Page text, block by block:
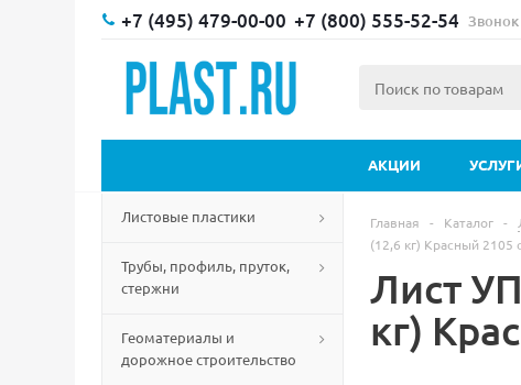
+7 (495) 479-00-00 +7 (800) 555-52-54
АКЦИИ
Листовые пластики
Трубы, профиль, пруток,
стержни
Геоматериалы и
дорожное строительство
Главная - Каталог -
(12,6 кг) Красный 2105
Лист
кг)